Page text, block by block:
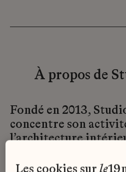
À propos de
Fondé en 2013,
concentre son
l’architecture
d’un savoir-faire
les cookies surle